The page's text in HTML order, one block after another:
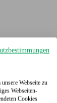
Webseite zu
Webseiten-
Cookies